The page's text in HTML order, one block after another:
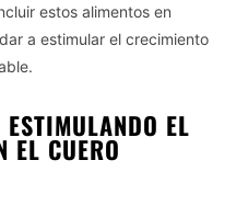
estos alimentos en
a estimular el crecimiento
EL
EL CUERO